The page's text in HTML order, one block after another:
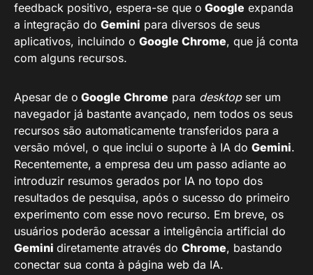
feedback positivo, espera-se que o Google expanda
a integração do Gemini para diversos de seus
aplicativos, incluindo o Google Chrome, que já conta
com alguns recursos.
Apesar de o Google Chrome para desktopser um
navegador já bastante avançado, nem todos os seus
recursos são automaticamente transferidos para a
versão móvel, o que inclui o suporte à IA do Gemini.
Recentemente, a empresa deu um passo adiante ao
introduzir resumos gerados por IA no topo dos
resultados de pesquisa, após o sucesso do primeiro
experimento com esse novo recurso. Em breve, os
usuários poderão acessar a inteligência artificial do
Gemini diretamente através do Chrome, bastando
conectar sua conta à página web da IA.